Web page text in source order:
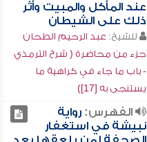
عند المأكل والمبيت وأثر
ذلك على الشيطان
للشيخ: عبد الرحيم الطحان
جزء من محاضرة ( شرح الترمذي
- باب ما جاء في كراهية ما
يستنجى به [17])
الفهرس:رواية
نبيشة في استغفار